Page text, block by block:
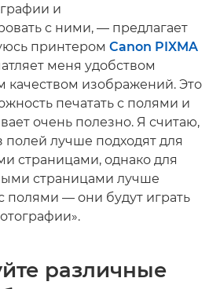
и
с ними, — предлагает
принтером Canon PIXMA
меня удобством
качеством изображений. Это
печатать с полями и
очень полезно. Я считаю,
полей лучше подходят для
страницами, однако для
страницами лучше
полями — они будут играть
различные